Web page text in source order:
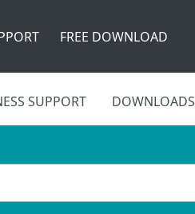
FREE DOWNLOAD
SUPPORT DOWNLOADS